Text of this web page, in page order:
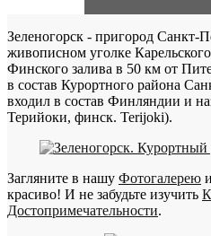
Зеленогорск - пригород Санкт-
живописном уголке
Финского залива в 50 км от
в состав Курортного района
входил в состав Финляндии и
Терийоки, финск. Terijoki).
Загляните в нашу Фотогалерею
красиво! И не забудьте изучить
Достопримечательности.